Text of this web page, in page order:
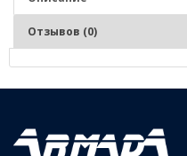
Отзывов (0)
Серия: